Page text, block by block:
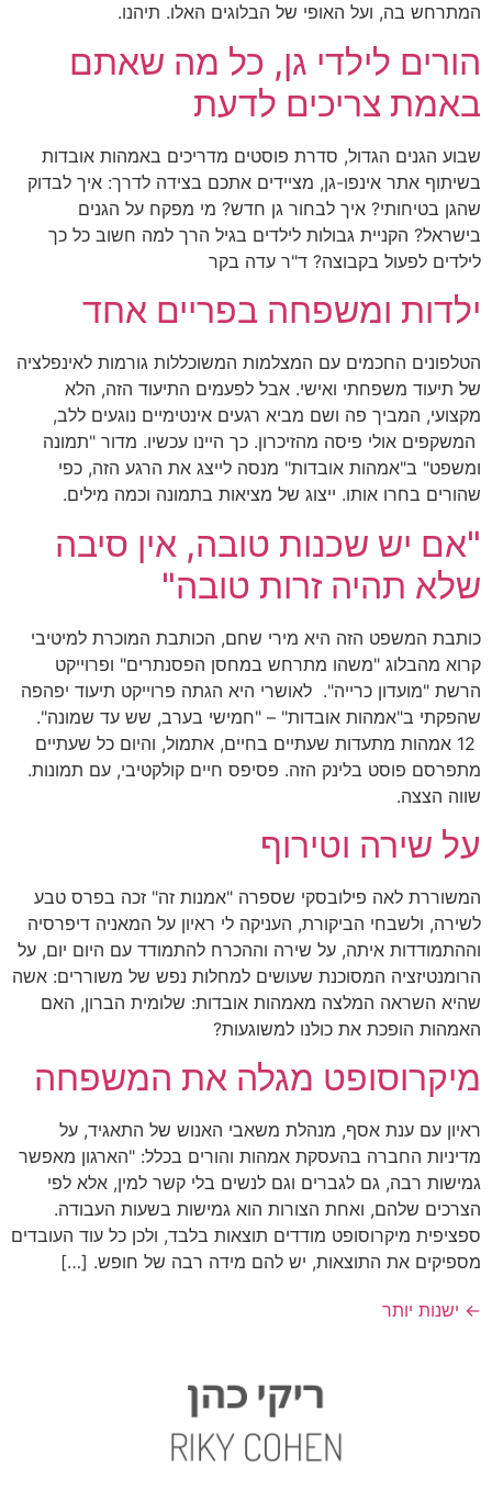
המתרחש בה, ועל האופי של הבלוגים האלו. תיהנו.
הורים לילדי גן, כל מה שאתם
באמת צריכים לדעת
שבוע הגנים הגדול, סדרת פוסטים מדריכים באמהות אובדות
בשיתוף אתר אינפו-גן, מציידים אתכם בצידה לדרך: איך לבדוק
שהגן בטיחותי? איך לבחור גן חדש? מי מפקח על הגנים
בישראל? הקניית גבולות לילדים בגיל הרך למה חשוב כל כך
לילדים לפעול בקבוצה? ד"ר עדה בקר
ילדות ומשפחה בפריים אחד
הטלפונים החכמים עם המצלמות המשוכללות גורמות לאינפלציה
של תיעוד משפחתי ואישי. אבל לפעמים התיעוד הזה, הלא
מקצועי, המביך פה ושם מביא רגעים אינטימיים נוגעים ללב,
המשקפים אולי פיסה מהזיכרון. כך היינו עכשיו. מדור "תמונה
ומשפט" ב"אמהות אובדות" מנסה לייצג את הרגע הזה, כפי
שהורים בחרו אותו. ייצוג של מציאות בתמונה וכמה מילים.
"אם יש שכנות טובה, אין סיבה
שלא תהיה זרות טובה"
כותבת המשפט הזה היא מירי שחם, הכותבת המוכרת למיטיבי
קרוא מהבלוג "משהו מתרחש במחסן הפסנתרים" ופרוייקט
הרשת "מועדון כרייה". לאושרי היא הגתה פרוייקט תיעוד יפהפה
שהפקתי ב"אמהות אובדות" – "חמישי בערב, שש עד שמונה".
12 אמהות מתעדות שעתיים בחיים, אתמול, והיום כל שעתיים
מתפרסם פוסט בלינק הזה. פסיפס חיים קולקטיבי, עם תמונות.
שווה הצצה.
על שירה וטירוף
המשוררת לאה פילובסקי שספרה "אמנות זה" זכה בפרס טבע
לשירה, ולשבחי הביקורת, העניקה לי ראיון על המאניה דיפרסיה
וההתמודדות איתה, על שירה וההכרח להתמודד עם היום יום, על
הרומנטיזציה המסוכנת שעושים למחלות נפש של משוררים: אשה
שהיא השראה המלצה מאמהות אובדות: שלומית הברון, האם
האמהות הופכת את כולנו למשוגעות?
מיקרוסופט מגלה את המשפחה
ראיון עם ענת אסף, מנהלת משאבי האנוש של התאגיד, על
מדיניות החברה בהעסקת אמהות והורים בכלל: "הארגון מאפשר
גמישות רבה, גם לגברים וגם לנשים בלי קשר למין, אלא לפי
הצרכים שלהם, ואחת הצורות הוא גמישות בשעות העבודה.
ספציפית מיקרוסופט מודדים תוצאות בלבד, ולכן כל עוד העובדים
מספיקים את התוצאות, יש להם מידה רבה של חופש. […]
← ישנות יותר